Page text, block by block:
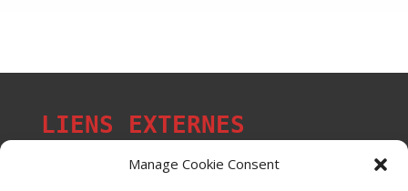
Manage Cookie Consent
LIENS EXTERNES